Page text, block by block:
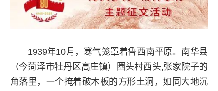
1939年10月，寒气笼罩着鲁西南平原。南华县
（今菏泽市牡丹区高庄镇）圈头村西头,张家院子的
角落里，一个掩着破木板的方形土洞，如同大地沉